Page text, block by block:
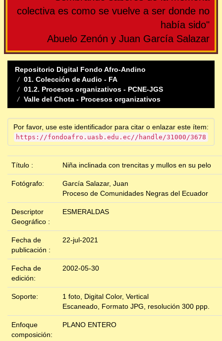
colectiva es como se vuelve a ser donde no
había sido"
Abuelo Zenón y Juan García Salazar
Repositorio Digital Fondo Afro-Andino
01. Colección de Audio - FA
01.2. Procesos organizativos - PCNE-JGS
Valle del Chota - Procesos organizativos
Por favor, use este identificador para citar o enlazar este ítem:
https://fondoafro.uasb.edu.ec//handle/31000/3678
Título : Niña inclinada con trencitas y mullos en su pelo
Fotógrafo:
García Salazar, Juan
Proceso de Comunidades Negras del Ecuador
Descriptor
Geográfico :
ESMERALDAS
Fecha de
publicación :
22-jul-2021
Fecha de
edición:
2002-05-30
Soporte:
1 foto, Digital Color, Vertical
Escaneado, Formato JPG, resolución 300 ppp.
Enfoque
composición:
PLANO ENTERO